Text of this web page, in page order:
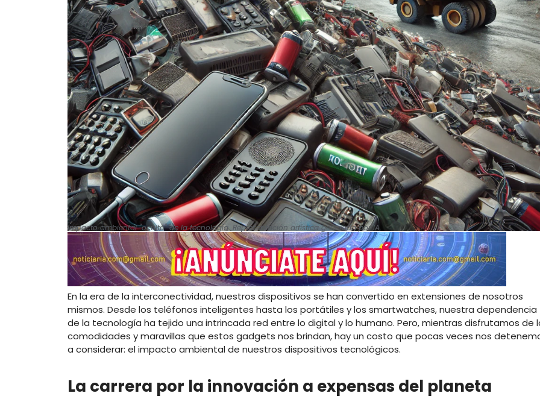
Impacto ambiental "oculto" de la tecnología. Representación artística generada por IA.
En la era de la interconectividad, nuestros dispositivos se han convertido en extensiones de nosotros
mismos. Desde los teléfonos inteligentes hasta los portátiles y los smartwatches, nuestra dependencia
de la tecnología ha tejido una intrincada red entre lo digital y lo humano. Pero, mientras disfrutamos de
comodidades y maravillas que estos gadgets nos brindan, hay un costo que pocas veces nos
a considerar: el impacto ambiental de nuestros dispositivos tecnológicos.
La carrera por la innovación a expensas del planeta